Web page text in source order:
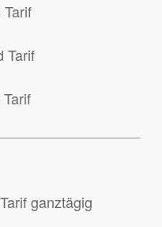
Tarif
ganztägig